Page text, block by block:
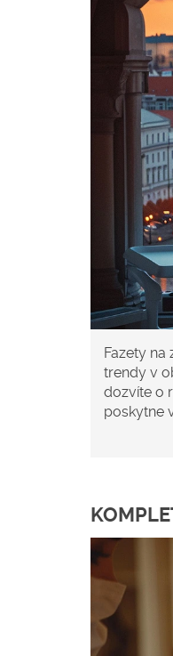
Fazety
trendy v
dozvíte o
poskytne